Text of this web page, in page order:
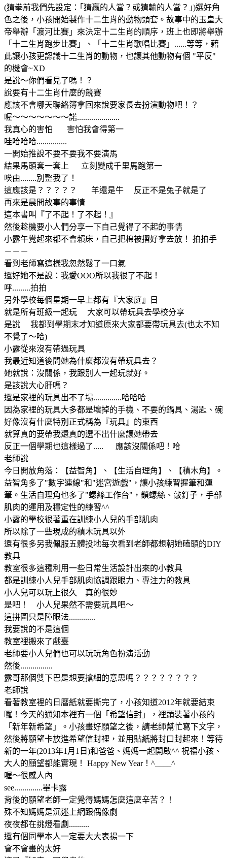
(猜拳前我們先設定：｢猜贏的人當？或猜輸的人當？｣)選好角
色之後，小孩開始製作十二生肖的動物頭套。故事中的玉皇大
帝舉辦「渡河比賽」來決定十二生肖的順序，班上也即將舉辦
「十二生肖跑步比賽」、「十二生肖歌唱比賽」......等等，藉
此讓小孩更認識十二生肖的動物，也讓其他動物有個 "平反"
的機會~XD
是說～你們看見了嗎！？
說要有十二生肖什麼的競賽
應該不會哪天聯絡簿拿回來說要家長去扮演動物吧！？
喔～～～～～～～諾.....................
我真心的害怕 害怕我會得第一
哇哈哈哈...............
一開始推說不要不要我不要演馬
結果馬頭套一套上 立刻變成千里馬跑第一
唉由........別整我了！
這應該是？？？？？ 羊還是牛 反正不是兔子就是了
再來是晨間故事的事情
這本書叫『了不起！了不起！』
然後趁機要小人們分享一下自己覺得了不起的事情
小露午覺起來都不會賴床，自己把棉被摺好拿去放！ 拍拍手
－－－
看到老師寫這樣我忽然鬆了一口氣
還好她不是說：我愛OOO所以我很了不起！
呼.........拍拍
另外學校每個星期一早上都有『大家庭』日
就是所有班級一起玩 大家可以帶玩具去學校分享
是說 我都到學期末才知道原來大家都要帶玩具去(也太不知
不覺了～哈)
小露從來沒有帶過玩具
我最近知道後問她為什麼都沒有帶玩具去？
她就說：沒關係，我跟別人一起玩就好。
是該說大心肝嗎？
還是家裡的玩具出不了場..............哈哈哈
因為家裡的玩具大多都是壞掉的手機、不要的鍋具、湯匙、碗
好像沒有什麼特別正式稱為『玩具』的東西
就算真的要帶我還真的選不出什麼讓她帶去
反正一個學期也這樣過了..... 應該沒關係吧！哈
老師說
今日開放角落：【益智角】、【生活自理角】、【積木角】。
益智角多了"數字連線"和"迷宮遊戲"，讓小孩練習握筆和運
筆。生活自理角也多了"螺絲工作台"，鎖螺絲、敲釘子，手部
肌肉的運用及穩定性的練習^^
小露的學校很著重在訓練小人兒的手部肌肉
所以除了一些現成的積木玩具以外
還有很多另我佩服五體投地每次看到老師都想朝她磕頭的DIY
教具
教室很多這種利用一些日常生活設計出來的小教具
都是訓練小人兒手部肌肉協調跟眼力、專注力的教具
小人兒可以玩上很久 真的很妙
是吧！ 小人兒果然不需要玩具吧～
這拼圖只是障眼法.............
我要說的不是這個
教室裡搬來了戲臺
老師要小人兒們也可以玩玩角色扮演活動
然後................
露哥那個雙下巴是想要搶細的意思嗎？？？？？？？？
老師說
看著教室裡的日曆紙就要撕完了，小孩知道2012年就要結束
囉！今天的通知本裡有一個「希望信封」，裡頭裝著小孩的
「新年新希望」。小孩畫好願望之後，請老師幫忙寫下文字，
然後將願望卡放進希望信封裡，並用貼紙將封口封起來！等待
新的一年(2013年1月1日)和爸爸、媽媽一起開啟^^ 祝福小孩、
大人的願望都能實現！ Happy New Year！^____^
喔～很感人內
see..............畢卡露
背後的願望老師一定覺得媽媽怎麼這麼辛苦？！
殊不知媽媽是沉迷上網跟偶像劇
夜夜都在挑燈看劇..........
還有個同學本人一定要大大表揚一下
會不會畫的太好